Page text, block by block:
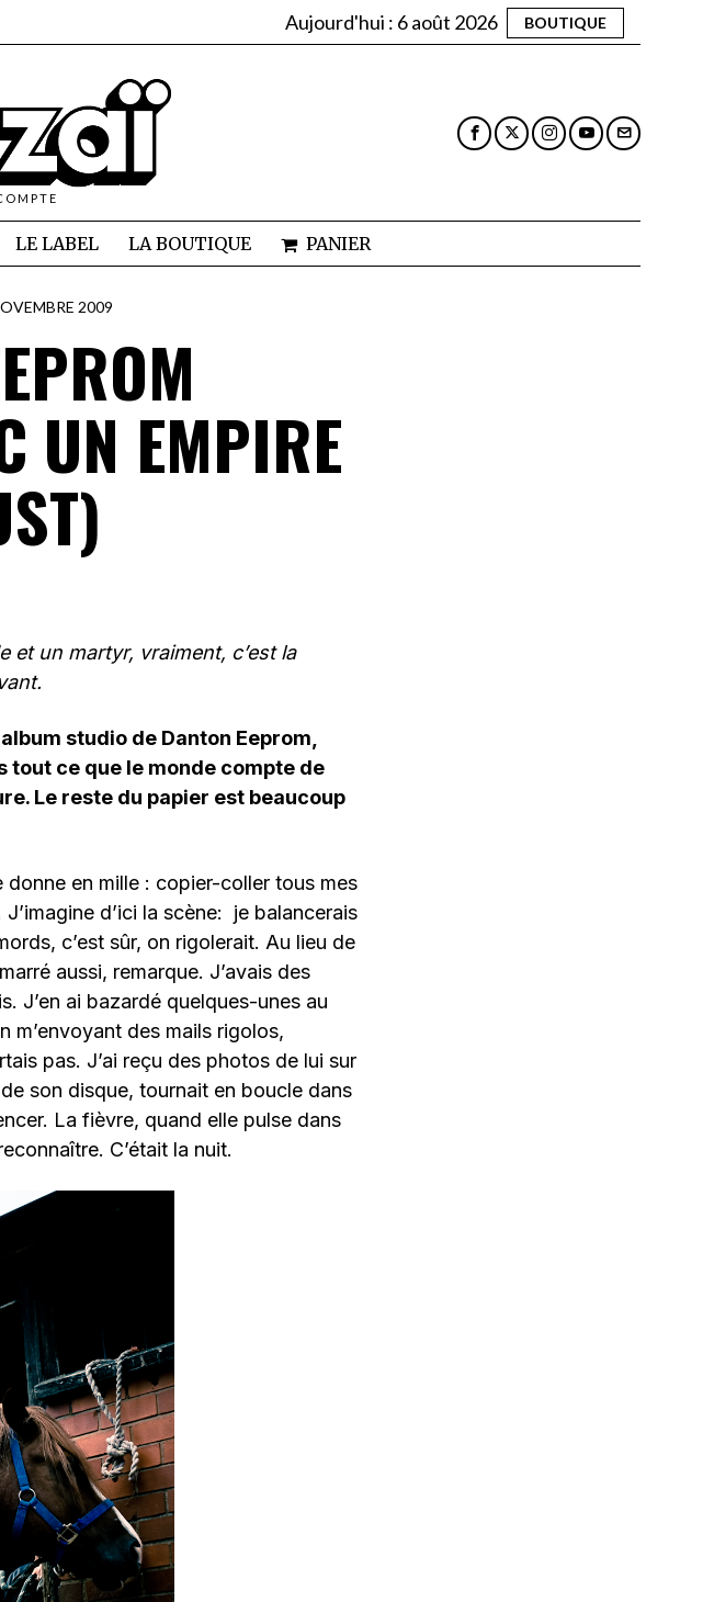
Aujourd'hui : 6 août 2026 BOUTIQUE
LE LABEL LA BOUTIQUE PANIER
2009
UN EMPIRE
et un martyr, vraiment, c’est la
studio de Danton Eeprom,
tout ce que le monde compte de
Le reste du papier est beaucoup
en mille : copier-coller tous mes
d’ici la scène: je balancerais
c’est sûr, on rigolerait. Au lieu de
aussi, remarque. J’avais des
J’en ai bazardé quelques-unes au
m’envoyant des mails rigolos,
pas. J’ai reçu des photos de lui sur
son disque, tournait en boucle dans
La fièvre, quand elle pulse dans
C’était la nuit.